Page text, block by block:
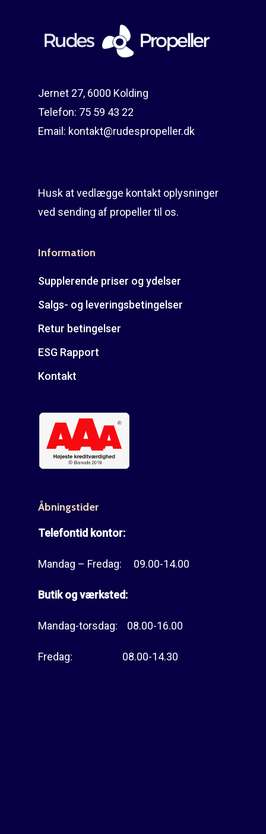
Jernet 27, 6000 Kolding
Telefon: 75 59 43 22
Email: kontakt@rudespropeller.dk
Husk at vedlægge kontakt oplysninger
ved sending af propeller til os.
Information
Supplerende priser og ydelser
Salgs- og leveringsbetingelser
Retur betingelser
ESG Rapport
Kontakt
Åbningstider
Telefontid kontor:
Mandag – Fredag: 09.00-14.00
Butik og værksted:
Mandag-torsdag: 08.00-16.00
Fredag: 08.00-14.30
Reparation
Montering af propel
Mercury guide
Er min propel højre
Kontakt
Rudes Propeller